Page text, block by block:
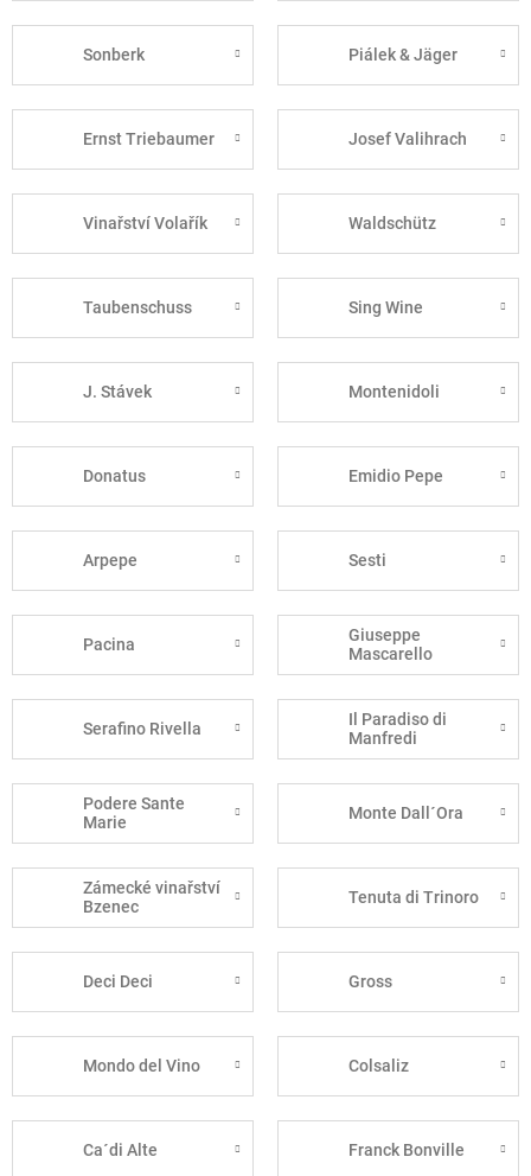
Sonberk Piálek & Jäger
Ernst Triebaumer Josef Valihrach
Vinařství Volařík Waldschütz
Taubenschuss Sing Wine
J. Stávek Montenidoli
Donatus Emidio Pepe
Arpepe Sesti
Pacina
Giuseppe
Mascarello
Serafino Rivella
Il Paradiso di
Manfredi
Podere Sante
Marie
Monte Dall´Ora
Zámecké vinařství
Bzenec
Tenuta di Trinoro
Deci Deci Gross
Mondo del Vino Colsaliz
Ca´di Alte Franck Bonville